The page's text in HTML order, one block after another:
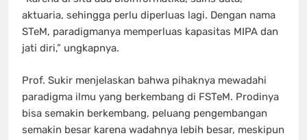
aktuaria, sehingga perlu diperluas lagi. Dengan nama
STeM, paradigmanya memperluas kapasitas MIPA dan
jati diri,” ungkapnya.
Prof. Sukir menjelaskan bahwa pihaknya mewadahi
paradigma ilmu yang berkembang di FSTeM. Prodinya
bisa semakin berkembang, peluang pengembangan
semakin besar karena wadahnya lebih besar, meskipun